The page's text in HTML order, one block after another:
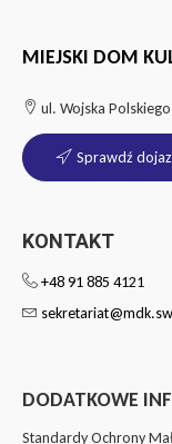
MIEJSKI DOM
ul. Wojska
Sprawdź
KONTAKT
+48 91 885 4121
DODATKOWE
Standardy Ochrony